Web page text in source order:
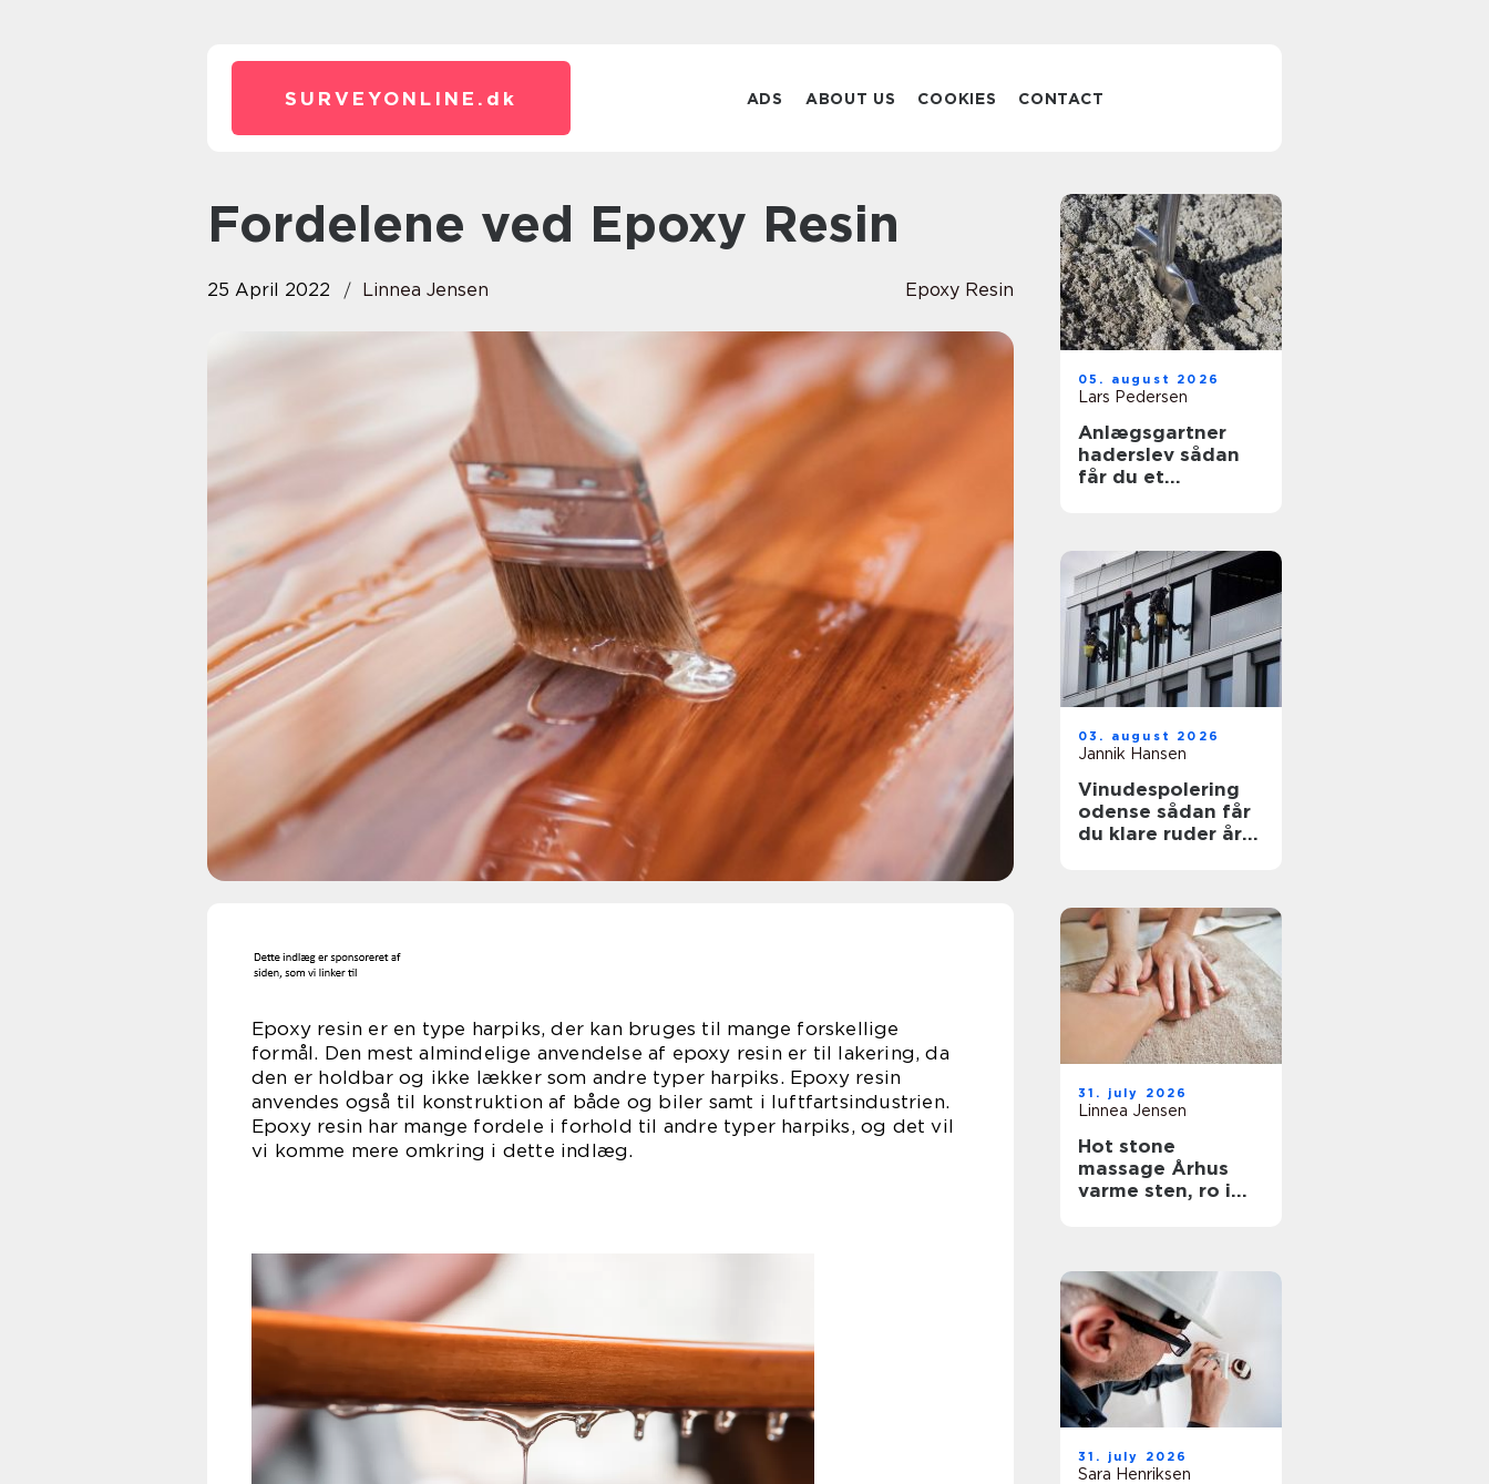
SURVEYONLINE. dk ADS ABOUT US COOKIES CONTACT
Fordelene ved Epoxy Resin
25 April 2022 Linnea Jensen Epoxy Resin
Epoxy resin er en type harpiks, der kan bruges til mange forskellige
formål. Den mest almindelige anvendelse af epoxy resin er til lakering, da
den er holdbar og ikke lækker som andre typer harpiks. Epoxy resin
anvendes også til konstruktion af både og biler samt i luftfartsindustrien.
Epoxy resin har mange fordele i forhold til andre typer harpiks, og det vil
vi komme mere omkring i dette indlæg.
05. august 2026
Lars Pedersen
Anlægsgartner
haderslev sådan
får du et
03. august 2026
Jannik Hansen
Vinudespolering
odense sådan får
du klare ruder året
31. july 2026
Linnea Jensen
Hot stone
massage Århus
varme sten, ro i
31. july 2026
Sara Henriksen